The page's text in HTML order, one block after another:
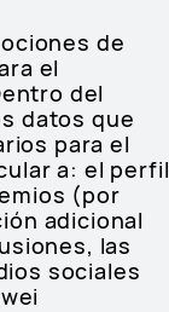
de
el
del
datos que
para el
a: el perfil
(por
adicional
las
sociales